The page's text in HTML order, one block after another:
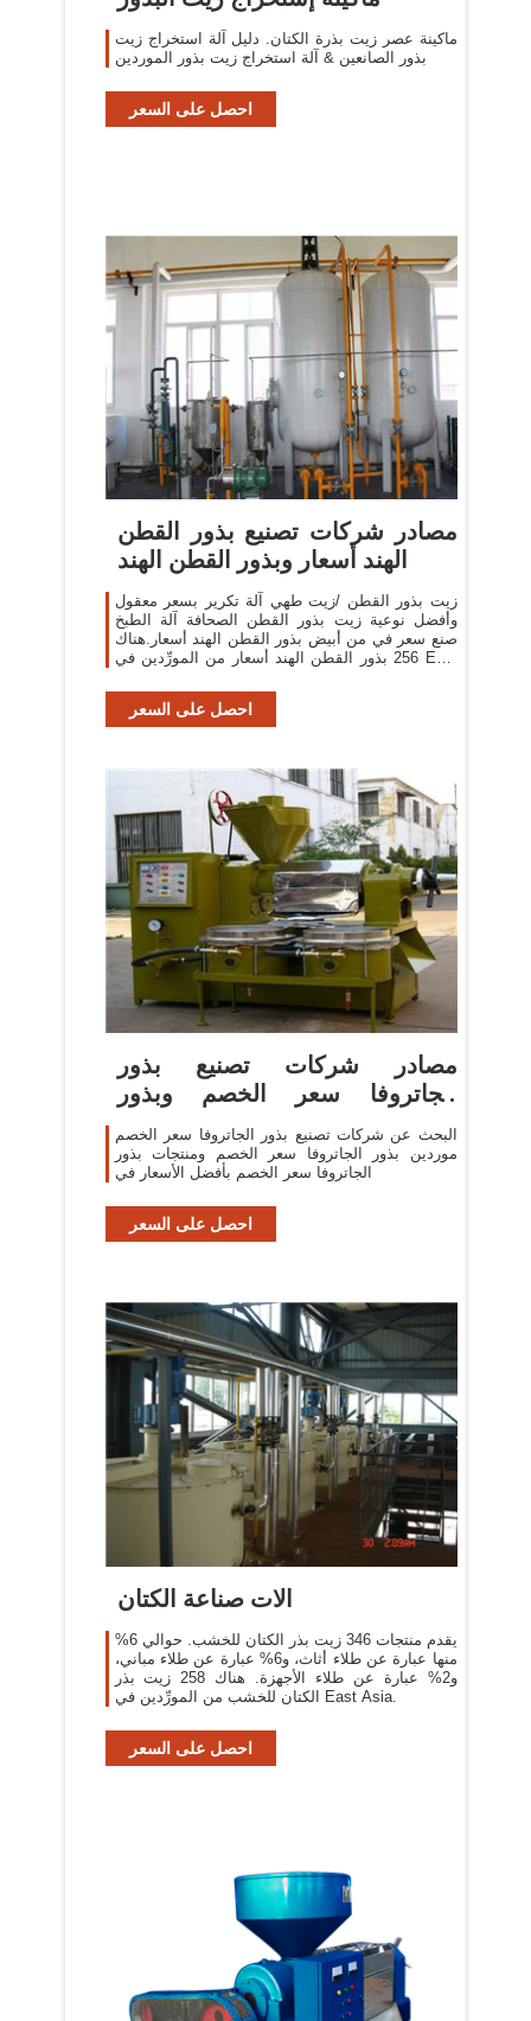
ماكينة عصر زيت بذرة الكتان. دليل آلة استخراج زيت
بذور الصانعين & آلة استخراج زيت بذور الموردين
احصل على السعر
مصادر شركات تصنيع بذور القطن
الهند أسعار وبذور القطن الهند
زيت بذور القطن /زيت طهي آلة تكرير بسعر معقول
وأفضل نوعية زيت بذور القطن الصحافة آلة الطبخ
صنع سعر في من أبيض بذور القطن الهند أسعار.هناك
256 بذور القطن الهند أسعار من المورِّدين في East
احصل على السعر
مصادر شركات تصنيع بذور
الجاتروفا سعر الخصم وبذور
الجاتروفا
البحث عن شركات تصنيع بذور الجاتروفا سعر الخصم
موردين بذور الجاتروفا سعر الخصم ومنتجات بذور
الجاتروفا سعر الخصم بأفضل الأسعار في
احصل على السعر
الات صناعة الكتان
يقدم منتجات 346 زيت بذر الكتان للخشب. حوالي 6%
منها عبارة عن طلاء أثاث، و6% عبارة عن طلاء مباني،
و2% عبارة عن طلاء الأجهزة. هناك 258 زيت بذر
الكتان للخشب من المورِّدين في East Asia.
احصل على السعر